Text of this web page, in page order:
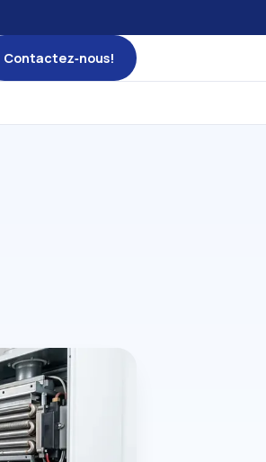
Contactez‑nous!